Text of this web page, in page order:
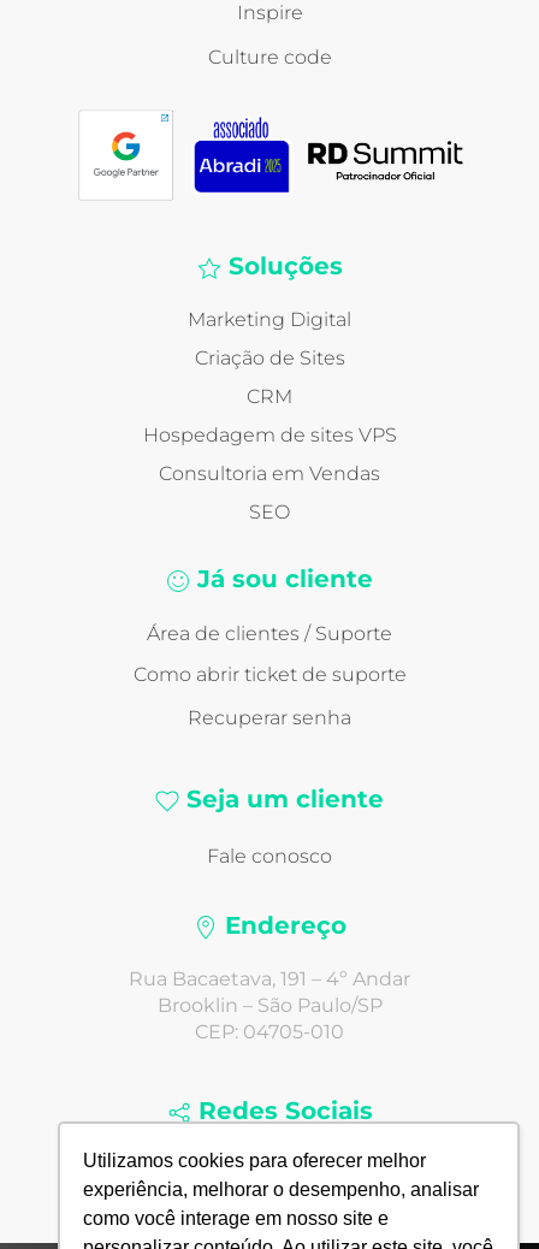
Utilizamos cookies para oferecer melhor
experiência, melhorar o desempenho, analisar
como você interage em nosso site e
Inspire
Culture code
Soluções
Marketing Digital
Criação de Sites
CRM
Hospedagem de sites VPS
Consultoria em Vendas
SEO
Já sou cliente
Área de clientes / Suporte
Como abrir ticket de suporte
Recuperar senha
Seja um cliente
Fale conosco
Endereço
Rua Bacaetava, 191 – 4º Andar
Brooklin – São Paulo/SP
CEP: 04705-010
Redes Sociais